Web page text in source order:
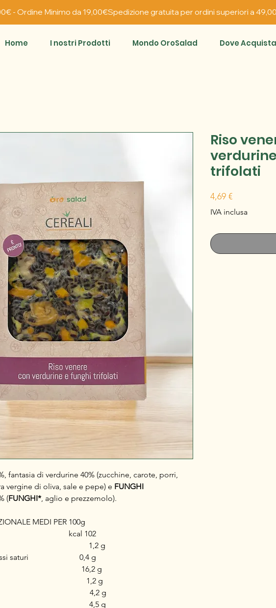
- Ordine Minimo da 19,00€
Home I nostri Prodotti Mondo OroSalad Dove
fantasia di verdurine 40% (zucchine, carote, porri,
vergine di oliva, sale e pepe) e FUNGHI
(FUNGHI* , aglio e prezzemolo).
MEDI PER 100g
kJ kcal 102
1,2 g
grassi saturi 0,4 g
16,2 g
1,2 g
4,2 g
4,5 g
Riso
trifolati
4,69 €Prezzo
IVA inclusa